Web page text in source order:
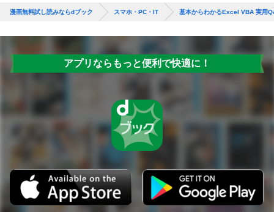
漫画無料試し読みならdブック スマホ・PC・IT 基本からわかるExcel VBA 実用
アプリならもっと便利で快適に！